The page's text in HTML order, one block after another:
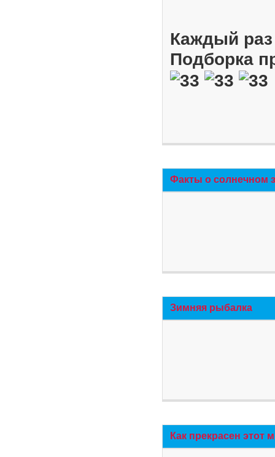
Каждый
Подборка
Факты о солнечном
Зимняя рыбалка
Как прекрасен этот